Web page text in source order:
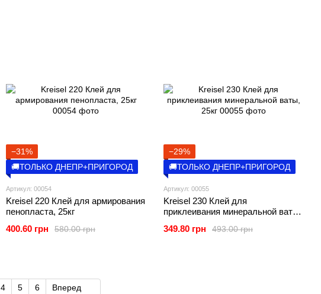
−31%
🚚ТОЛЬКО ДНЕПР+ПРИГОРОД
Артикул: 00054
Kreisel 220 Клей для армирования
пенопласта, 25кг
580.00 грн
400.60 грн
−29%
🚚ТОЛЬКО ДНЕПР+ПРИГОРОД
Артикул: 00055
Kreisel 230 Клей для
приклеивания минеральной ваты,
493.00 грн
349.80 грн
4 5 6 Вперед